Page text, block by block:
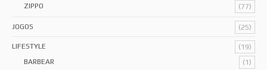
ZIPPO (77)
JOGOS (25)
LIFESTYLE
(19)
BARBEAR
(1)